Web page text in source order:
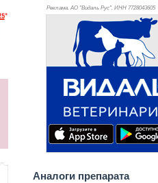
Реклама. АО "Видаль Рус", ИНН 7728043605
Аналоги препарата